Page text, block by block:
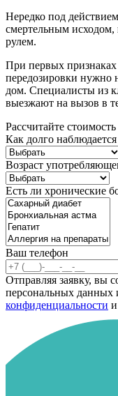
Нередко под
смертельным исходом,
рулем.
При первых признаках
передозировки нужно
дом. Специалисты из
выезжают на вызов в
Рассчитайте
Как долго
Возраст
Есть ли хронические
Ваш телефон
Отправляя заявку, вы
персональных данных
конфиденциальности и